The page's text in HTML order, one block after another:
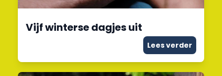
Vijf winterse dagjes uit
Lees verder